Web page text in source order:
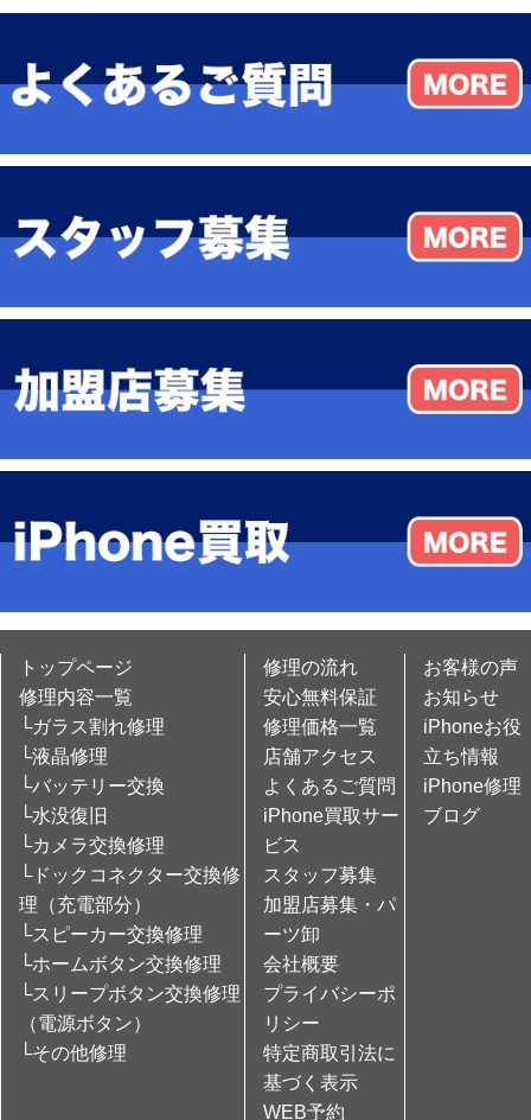
トップページ
修理内容一覧
└ガラス割れ修理
└液晶修理
└バッテリー交換
└水没復旧
└カメラ交換修理
└ドックコネクター交換修
理（充電部分）
└スピーカー交換修理
└ホームボタン交換修理
└スリープボタン交換修理
（電源ボタン）
└その他修理
修理の流れ
安心無料保証
修理価格一覧
店舗アクセス
よくあるご質問
iPhone買取サー
ビス
スタッフ募集
加盟店募集・パ
ーツ卸
会社概要
プライバシーポ
リシー
特定商取引法に
基づく表示
WEB予約
お客様の声
お知らせ
iPhoneお役
立ち情報
iPhone修理
ブログ